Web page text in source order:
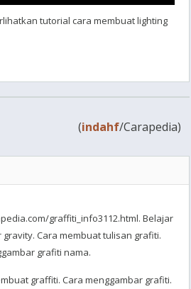
tutorial cara membuat lighting
(indahf/Carapedia)
graffiti_info3112.html. Belajar
gravity. Cara membuat tulisan grafiti.
grafiti nama.
graffiti. Cara menggambar grafiti.